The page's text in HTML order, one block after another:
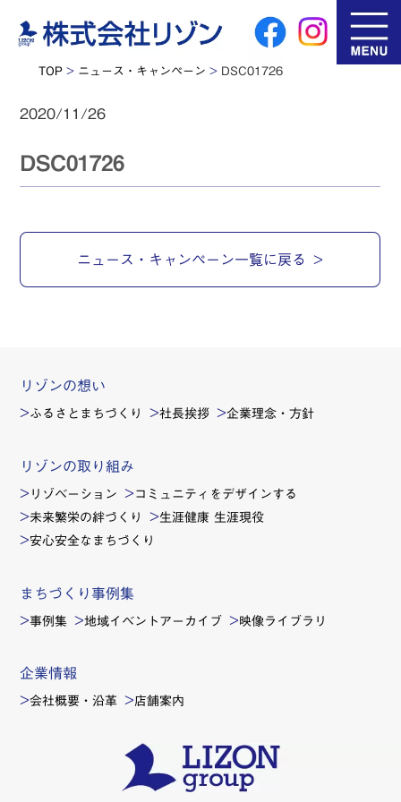
TOP > ニュース・キャンペーン >DSC01726
2020/11/26
DSC01726
ニュース・キャンペーン一覧に戻る
リゾンの想い
ふるさとまちづくり 社長挨拶 企業理念・方針
リゾンの取り組み
リゾベーション コミュニティをデザインする
未来繁栄の絆づくり 生涯健康 生涯現役
安心安全なまちづくり
まちづくり事例集
事例集 地域イベントアーカイブ 映像ライブラリ
企業情報
会社概要・沿革 店舗案内